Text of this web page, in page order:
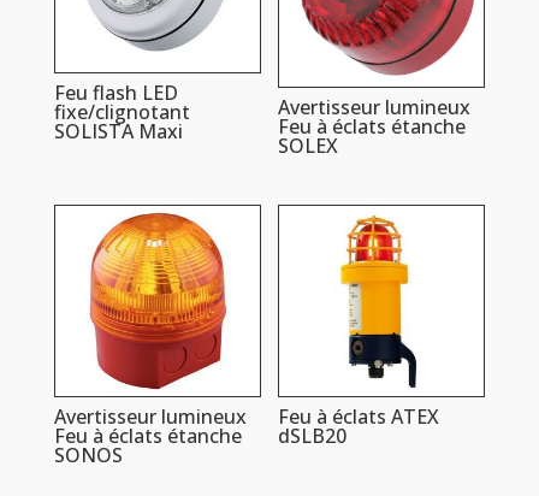
Feu flash LED
fixe/clignotant
SOLISTA Maxi
Avertisseur lumineux
Feu à éclats étanche
SOLEX
Avertisseur lumineux
Feu à éclats étanche
SONOS
Feu à éclats ATEX
dSLB20